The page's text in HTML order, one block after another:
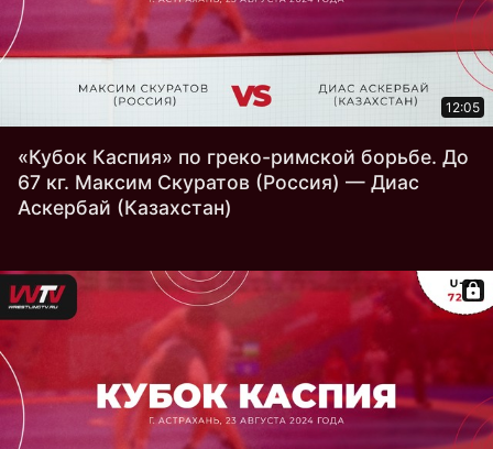
12:05
«Кубок Каспия» по греко-римской борьбе. До
67 кг. Максим Скуратов (Россия) — Диас
Аскербай (Казахстан)